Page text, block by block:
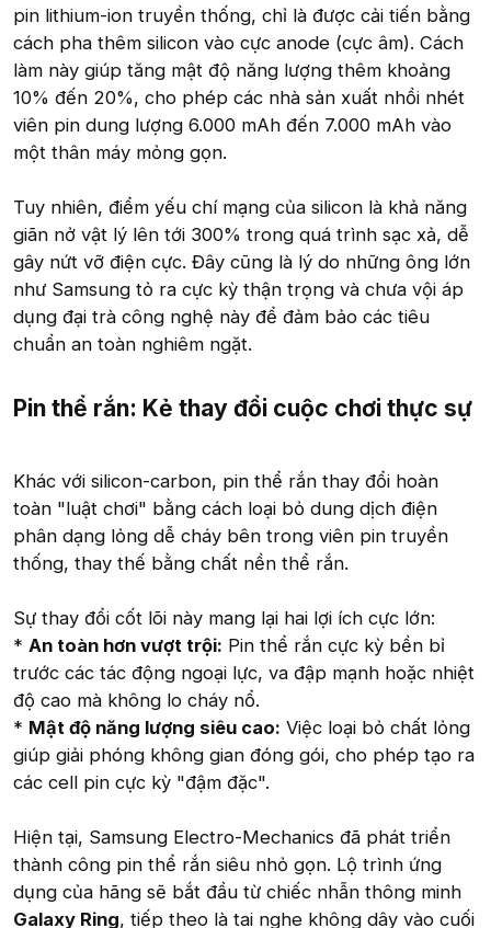
pin lithium-ion truyền thống, chỉ là được cải tiến bằng
cách pha thêm silicon vào cực anode (cực âm). Cách
làm này giúp tăng mật độ năng lượng thêm khoảng
10% đến 20%, cho phép các nhà sản xuất nhồi nhét
viên pin dung lượng 6.000 mAh đến 7.000 mAh vào
một thân máy mỏng gọn.
Tuy nhiên, điểm yếu chí mạng của silicon là khả năng
giãn nở vật lý lên tới 300% trong quá trình sạc xả, dễ
gây nứt vỡ điện cực. Đây cũng là lý do những ông lớn
như Samsung tỏ ra cực kỳ thận trọng và chưa vội áp
dụng đại trà công nghệ này để đảm bảo các tiêu
chuẩn an toàn nghiêm ngặt.
Pin thể rắn: Kẻ thay đổi cuộc chơi thực sự​
Khác với silicon-carbon, pin thể rắn thay đổi hoàn
toàn "luật chơi" bằng cách loại bỏ dung dịch điện
phân dạng lỏng dễ cháy bên trong viên pin truyền
thống, thay thế bằng chất nền thể rắn.
Sự thay đổi cốt lõi này mang lại hai lợi ích cực lớn:
* An toàn hơn vượt trội: Pin thể rắn cực kỳ bền bỉ
trước các tác động ngoại lực, va đập mạnh hoặc nhiệt
độ cao mà không lo cháy nổ.
* Mật độ năng lượng siêu cao: Việc loại bỏ chất lỏng
giúp giải phóng không gian đóng gói, cho phép tạo ra
các cell pin cực kỳ "đậm đặc".
Hiện tại, Samsung Electro-Mechanics đã phát triển
thành công pin thể rắn siêu nhỏ gọn. Lộ trình ứng
dụng của hãng sẽ bắt đầu từ chiếc nhẫn thông minh
Galaxy Ring, tiếp theo là tai nghe không dây vào cuối